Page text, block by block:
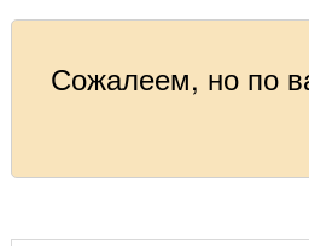
Сожалеем, но по